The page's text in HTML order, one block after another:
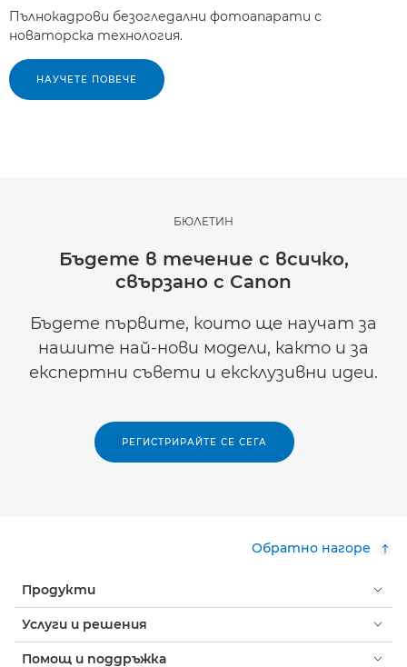
Пълнокадрови безогледални фотоапарати с
новаторска технология.
НАУЧЕТЕ ПОВЕЧЕ
БЮЛЕТИН
Бъдете в течение с всичко,
свързано с Canon
Бъдете първите, които ще научат за
нашите най-нови модели, както и за
експертни съвети и ексклузивни идеи.
РЕГИСТРИРАЙТЕ СЕ СЕГА
Обратно нагоре
Продукти
Услуги и решения
Помощ и поддръжка